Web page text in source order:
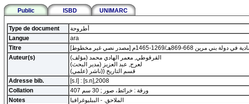
Public ISBD UNIMARC
Type de document
أطروحة
Langue
ara
Titre
مرين 668-869هـ/1269-1465م [مصدر نصي غير مخطوط]
Auteur(s)
القرقوطي, معمر الهادي محمد (مؤلف)
لعرج, عبد العزيز (مدير البحث)
قسم التاريخ ((ناشر (علمي)
Adresse bib.
[s.l] : [s.n],2008
Collation
407 ورقة : خرائط، صور ; 30 سم
Notes
الملاحق. - الببليوغرافيا